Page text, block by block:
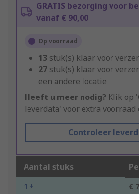
GRATIS bezorging voor
vanaf € 90,00
Op voorraad
13 stuk(s) klaar voor
27 stuk(s) klaar voor
een andere locatie
Heeft u meer nodig? Klik op
leverdata' voor extra voorraad
Controleer
Aantal stuks
1 + €